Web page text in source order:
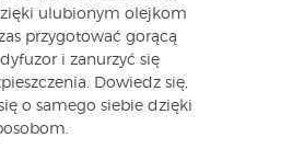
ulubionym olejkom
przygotować gorącą
i zanurzyć się
Dowiedz się,
o samego siebie dzięki